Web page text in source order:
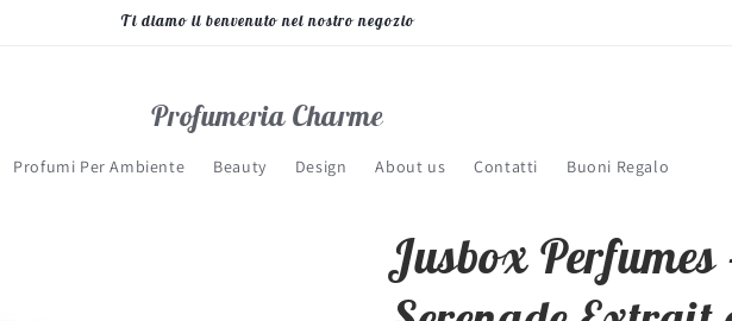
Ti diamo il benvenuto nel nostro negozio
Profumeria Charme
Profumi Per Ambiente Beauty Design About us Contatti Buoni Regalo
Jusbox Perfumes